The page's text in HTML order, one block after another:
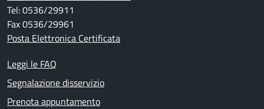
Tel: 0536/29911
Fax 0536/29961
Posta Elettronica Certificata
Leggi le FAQ
Segnalazione disservizio
Prenota appuntamento